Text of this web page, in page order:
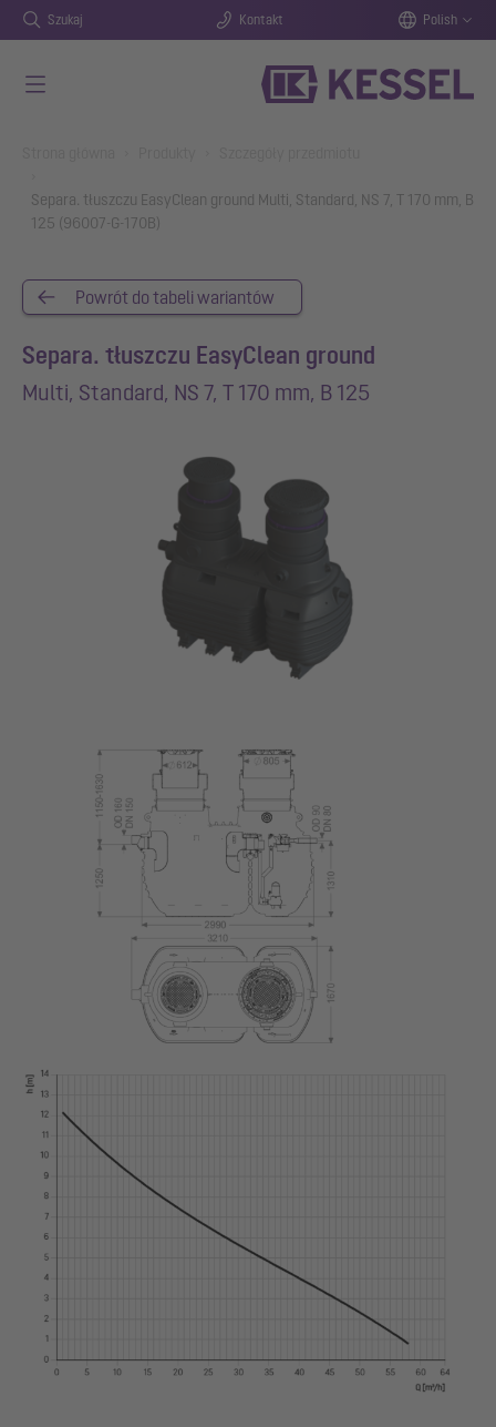
Szukaj Kontakt Polish
Separa. tłuszczu EasyClean ground Multi, Standard, NS 7, T 170 mm, B
125 (96007-G-170B)
Powrót do tabeli wariantów
Separa. tłuszczu EasyClean ground
Multi, Standard, NS 7, T 170 mm, B 125